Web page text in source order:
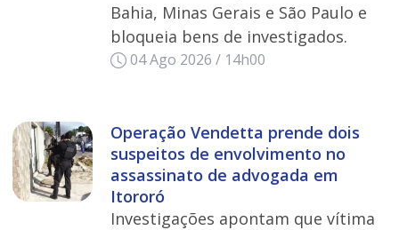
Bahia, Minas Gerais e São Paulo e
bloqueia bens de investigados.
04 Ago 2026 / 14h00
Operação Vendetta prende dois
suspeitos de envolvimento no
assassinato de advogada em
Itororó
Investigações apontam que vítima